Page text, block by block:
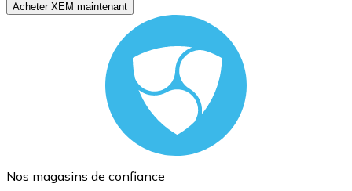
Acheter XEM maintenant
Nos magasins de confiance